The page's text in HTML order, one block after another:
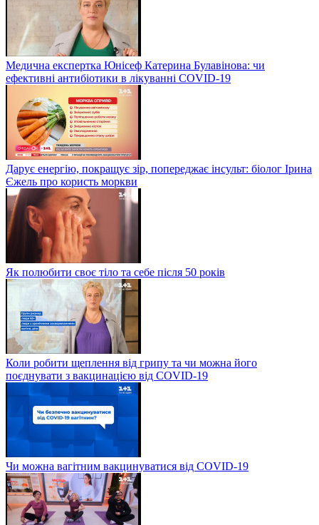
Медична експертка Юнісеф Катерина Булавінова: чи
ефективні антибіотики в лікуванні COVID-19
Дарує енергію, покращує зір, попереджає інсульт: біолог Ірина
Єжель про користь моркви
Як полюбити своє тіло та себе після 50 років
Коли робити щеплення від грипу та чи можна його
поєднувати з вакцинацією від COVID-19
Чи можна вагітним вакцинуватися від COVID-19